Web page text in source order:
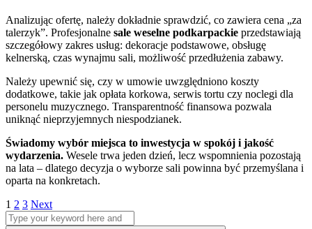
Analizując ofertę, należy dokładnie sprawdzić, co zawiera cena „za
talerzyk”. Profesjonalne sale weselne podkarpackie przedstawiają
szczegółowy zakres usług: dekoracje podstawowe, obsługę
kelnerską, czas wynajmu sali, możliwość przedłużenia zabawy.
Należy upewnić się, czy w umowie uwzględniono koszty
dodatkowe, takie jak opłata korkowa, serwis tortu czy noclegi dla
personelu muzycznego. Transparentność finansowa pozwala
uniknąć nieprzyjemnych niespodzianek.
Świadomy wybór miejsca to inwestycja w spokój i jakość
wydarzenia. Wesele trwa jeden dzień, lecz wspomnienia pozostają
na lata – dlatego decyzja o wyborze sali powinna być przemyślana i
oparta na konkretach.
Stronicowanie
wpisów
Page
1 Page
2 Page
3 Next
Search